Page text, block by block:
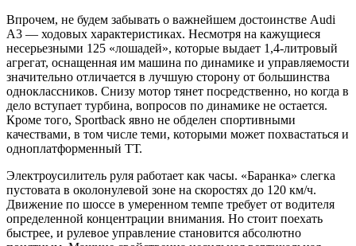
Впрочем, не будем забывать о важнейшем достоинстве Audi
A3 — ходовых характеристиках. Несмотря на кажущиеся
несерьезными 125 «лошадей», которые выдает 1,4-литровый
агрегат, оснащенная им машина по динамике и управляемости
значительно отличается в лучшую сторону от большинства
одноклассников. Снизу мотор тянет посредственно, но когда в
дело вступает турбина, вопросов по динамике не остается.
Кроме того, Sportback явно не обделен спортивными
качествами, в том числе теми, которыми может похвастаться и
одноплатформенный ТТ.
Электроусилитель руля работает как часы. «Баранка» слегка
пустовата в околонулевой зоне на скоростях до 120 км/ч.
Движение по шоссе в умеренном темпе требует от водителя
определенной концентрации внимания. Но стоит поехать
быстрее, и рулевое управление становится абсолютно